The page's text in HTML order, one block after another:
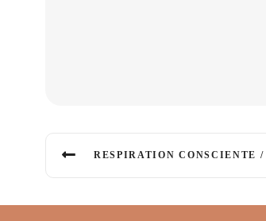
RESPIRATION CONSCIENTE